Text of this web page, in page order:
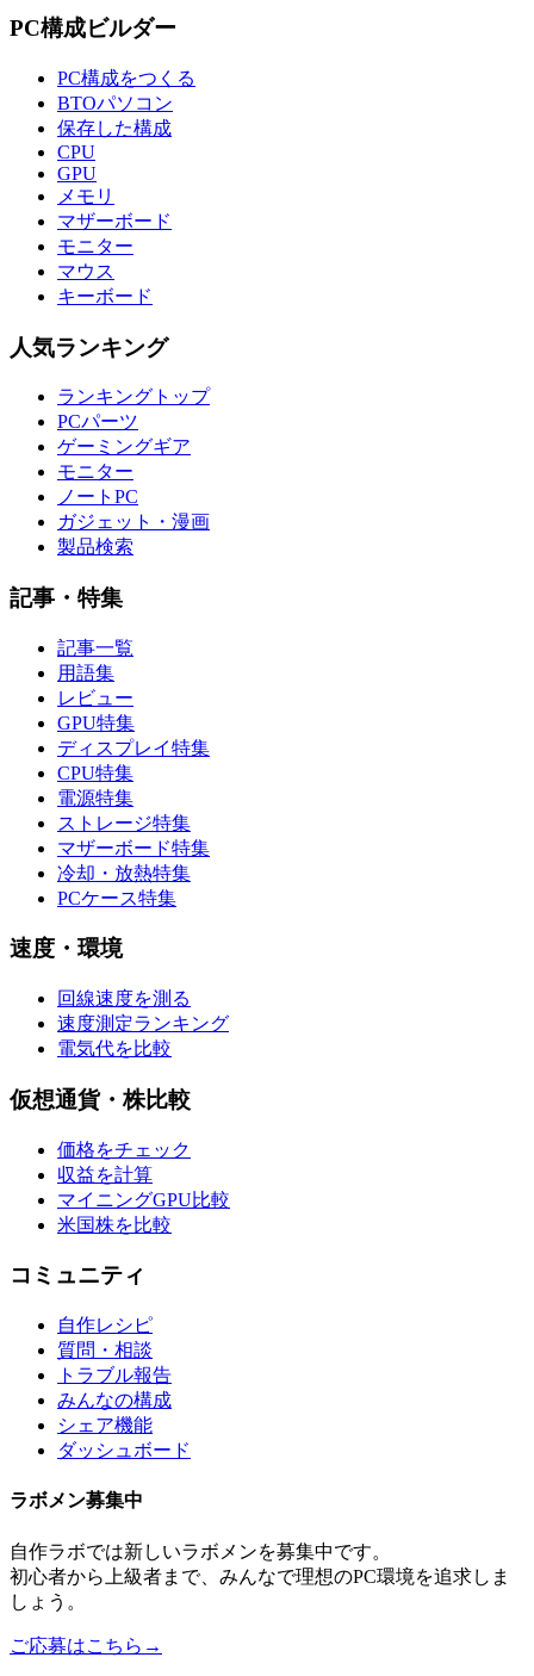
PC構成ビルダー
PC構成をつくる
BTOパソコン
保存した構成
CPU
GPU
メモリ
マザーボード
モニター
マウス
キーボード
人気ランキング
ランキングトップ
PCパーツ
ゲーミングギア
モニター
ノートPC
ガジェット・漫画
製品検索
記事・特集
記事一覧
用語集
レビュー
GPU特集
ディスプレイ特集
CPU特集
電源特集
ストレージ特集
マザーボード特集
冷却・放熱特集
PCケース特集
速度・環境
回線速度を測る
速度測定ランキング
電気代を比較
仮想通貨・株比較
価格をチェック
収益を計算
マイニングGPU比較
米国株を比較
コミュニティ
自作レシピ
質問・相談
トラブル報告
みんなの構成
シェア機能
ダッシュボード
ラボメン募集中
自作ラボでは新しいラボメンを募集中です。
初心者から上級者まで、みんなで理想のPC環境を追求しま
しょう。
ご応募はこちら →